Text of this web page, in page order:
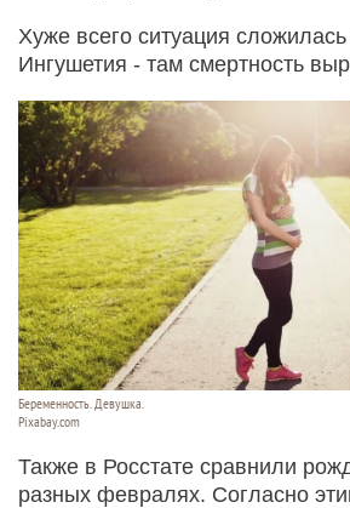
Хуже всего ситуация
Ингушетия - там смертность
Беременность. Девушка.
Pixabay.com
Также в Росстате сравнили
разных февралях. Согласно